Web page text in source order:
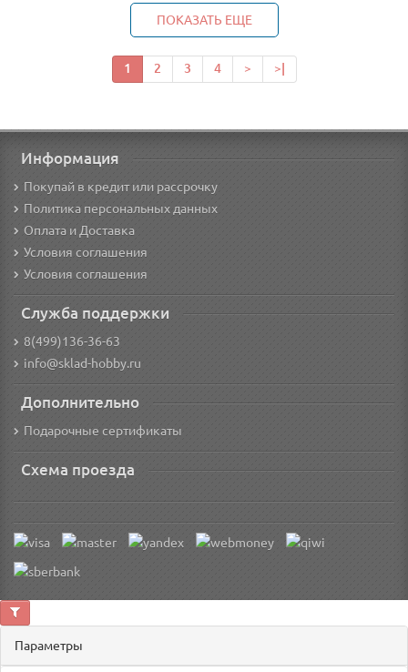
ПОКАЗАТЬ ЕЩЕ
1 2 3 4 > >|
Информация
Покупай в кредит или рассрочку
Политика персональных данных
Оплата и Доставка
Условия соглашения
Условия соглашения
Служба поддержки
8(499)136-36-63
info@sklad-hobby.ru
Дополнительно
Подарочные сертификаты
Схема проезда
Параметры